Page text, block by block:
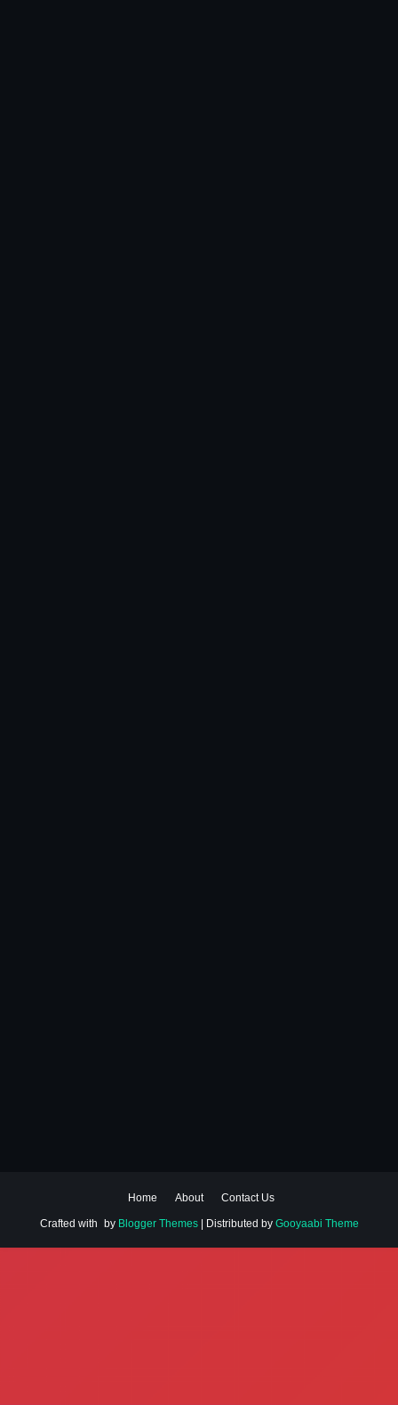
Home About Contact Us
Crafted with by Blogger Themes| Distributed by Gooyaabi Theme